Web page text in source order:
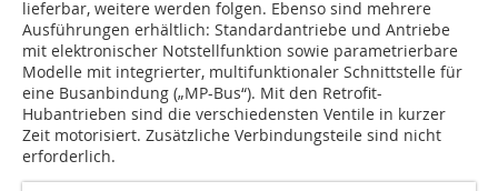
lieferbar, weitere werden folgen. Ebenso sind mehrere
Ausführungen erhältlich: Standardantriebe und Antriebe
mit elektronischer Notstellfunktion sowie parametrierbare
Modelle mit integrierter, multifunktionaler Schnittstelle für
eine Busanbindung („MP-Bus“). Mit den Retrofit-
Hubantrieben sind die verschiedensten Ventile in kurzer
Zeit motorisiert. Zusätzliche Verbindungsteile sind nicht
erforderlich.